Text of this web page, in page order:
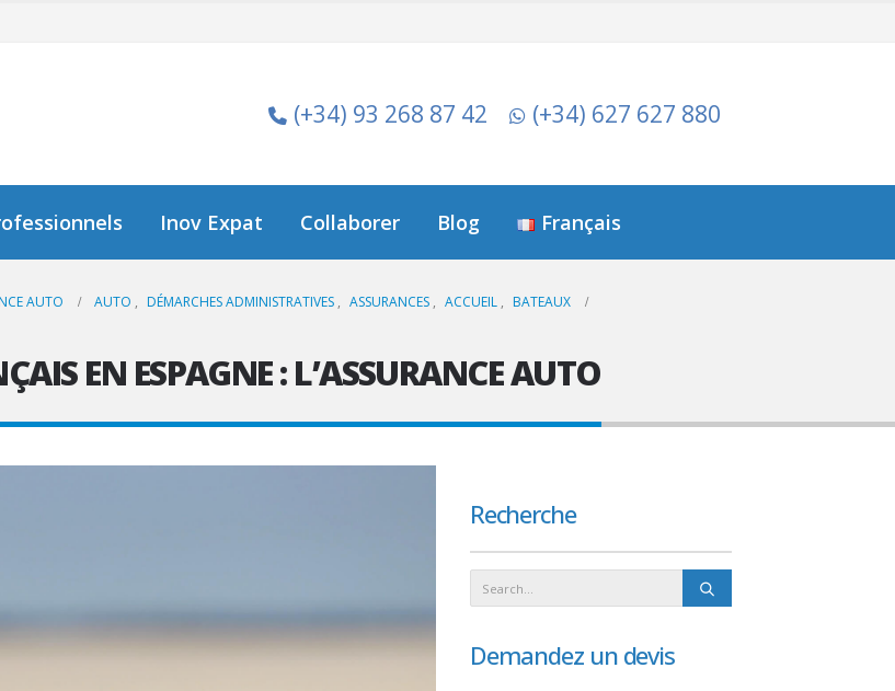
(+34) 93 268 87 42 (+34) 627 627 880
Inov Expat Collaborer Blog Français
AUTO AUTO , DÉMARCHES ADMINISTRATIVES , ASSURANCES , ACCUEIL , BATEAUX
EN ESPAGNE : L’ASSURANCE AUTO
Recherche
Demandez un devis